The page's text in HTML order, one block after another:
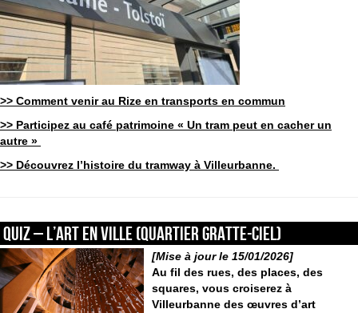
>> Comment venir au Rize en transports en commun
>> Participez au café patrimoine « Un tram peut en cacher un
autre »
>> Découvrez l’histoire du tramway à Villeurbanne.
QUIZ – L’art en ville (quartier Gratte-Ciel)
[Mise à jour le 15/01/2026]
Au fil des rues, des places, des
squares, vous croiserez à
Villeurbanne des œuvres d’art